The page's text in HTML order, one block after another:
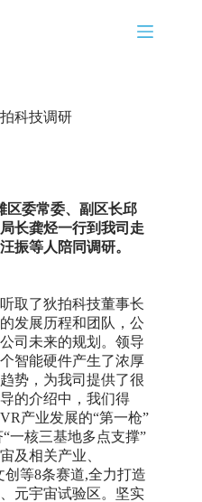
科技调研
区委常委、副区长邱
长龚烃一行到我司走
振等人陪同调研。
取了狄拍科技董事长
发展历程和团队，公
司未来的规划。领导
智能硬件产生了浓厚
势，为我司提供了很
的介绍中，我们得
产业发展的“第一枪”
一核三基地多点支撑”
及相关产业、
等8条赛道,全力打造
元宇宙试验区。坚实